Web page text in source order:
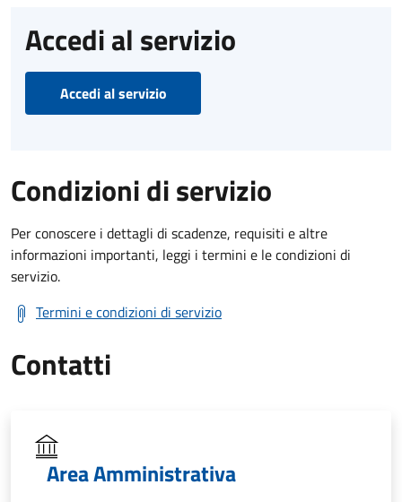
Accedi al servizio
Accedi al servizio
Condizioni di servizio
Per conoscere i dettagli di scadenze, requisiti e altre
informazioni importanti, leggi i termini e le condizioni di
servizio.
Termini e condizioni di servizio
Contatti
Area Amministrativa